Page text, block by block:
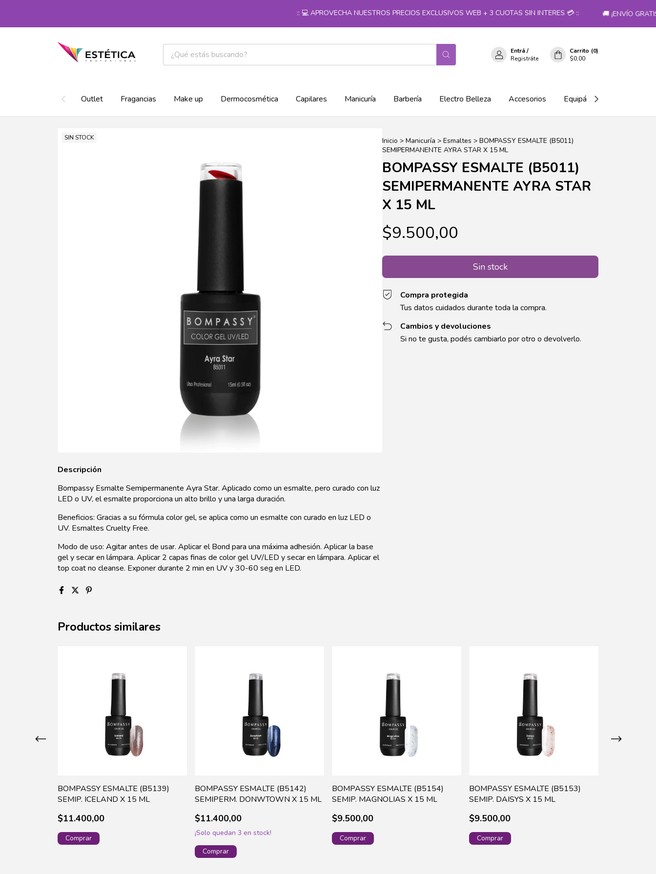
:: 💻 APROVECHA NUESTROS PRECIOS EXCLUSIVOS WEB + 3 CUOTAS SIN INTERES 💳 :: 🚚 ¡ENVÍO
Entrá/
Registráte
Carrito (0)
$0,00
Outlet Fragancias Make up Dermocosmética Capilares Manicuría Barbería Electro Belleza Accesorios Equipá tu salón!
SIN STOCK Inicio > Manicuría > Esmaltes > BOMPASSY ESMALTE (B5011)
SEMIPERMANENTE AYRA STAR X 15 ML
BOMPASSY ESMALTE (B5011)
SEMIPERMANENTE AYRA STAR
X 15 ML
$9.500,00
Compra protegida
Tus datos cuidados durante toda la compra.
Cambios y devoluciones
Si no te gusta, podés cambiarlo por otro o devolverlo.
Descripción
Bompassy Esmalte Semipermanente Ayra Star. Aplicado como un esmalte, pero curado con luz
LED o UV, el esmalte proporciona un alto brillo y una larga duración.
Beneficios: Gracias a su fórmula color gel, se aplica como un esmalte con curado en luz LED o
UV. Esmaltes Cruelty Free.
Modo de uso: Agitar antes de usar. Aplicar el Bond para una máxima adhesión. Aplicar la base
gel y secar en lámpara. Aplicar 2 capas finas de color gel UV/LED y secar en lámpara. Aplicar el
top coat no cleanse. Exponer durante 2 min en UV y 30-60 seg en LED.
Productos similares
BOMPASSY ESMALTE (B5139)
SEMIP. ICELAND X 15 ML
$11.400,00
BOMPASSY ESMALTE (B5142)
SEMIPERM. DONWTOWN X 15 ML
$11.400,00
¡Solo quedan 3 en stock!
BOMPASSY ESMALTE (B5154)
SEMIP. MAGNOLIAS X 15 ML
$9.500,00
BOMPASSY ESMALTE (B5153)
SEMIP. DAISYS X 15 ML
$9.500,00